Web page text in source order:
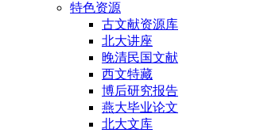
特色资源
古文献资源库
北大讲座
晚清民国文献
西文特藏
博后研究报告
燕大毕业论文
北大文库